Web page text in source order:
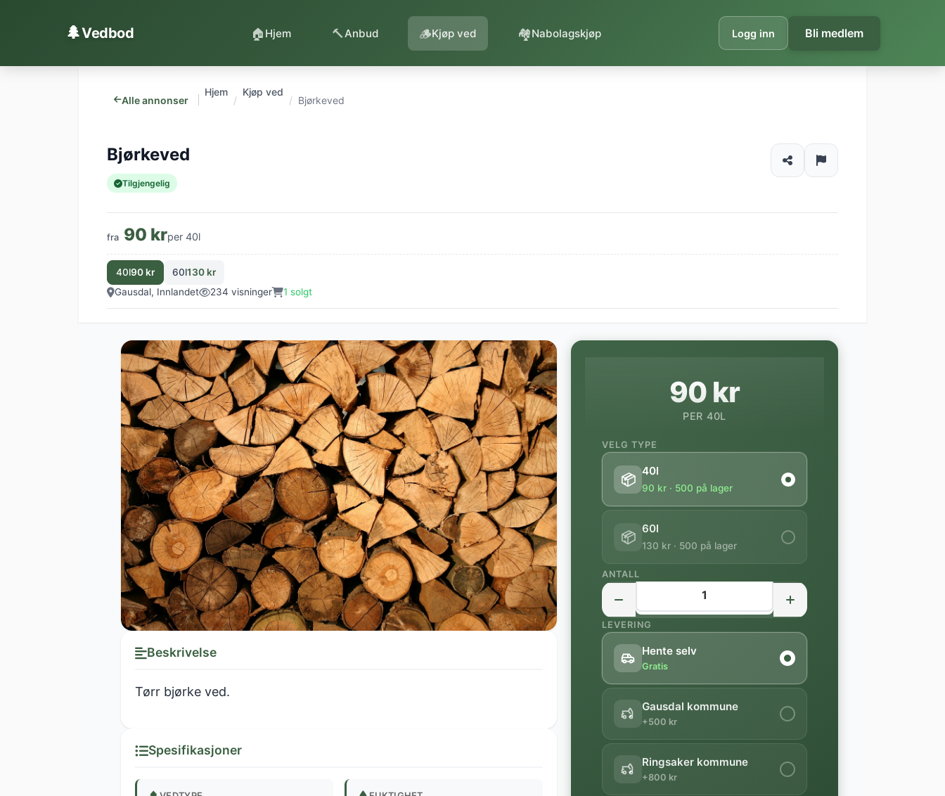
🌲Vedbod 🏠 Hjem 🔨Anbud 🪵Kjøp ved 🏘️Nabolagskjøp Logg inn Bli medlem
Alle annonser
Hjem Kjøp ved
Bjørkeved
Bjørkeved
Tilgjengelig
fra 90 krper 40l
40l90 kr 60l130 kr
Gausdal, Innlandet
234 visninger 1 solgt
Beskrivelse
Tørr bjørke ved.
Spesifikasjoner
90 kr
PER 40L
VELG TYPE
📦 40l
90 kr · 500 på lager
📦 60l
130 kr · 500 på lager
ANTALL
LEVERING
Hente selv
Gratis
Gausdal kommune
+500 kr
Ringsaker kommune
+800 kr